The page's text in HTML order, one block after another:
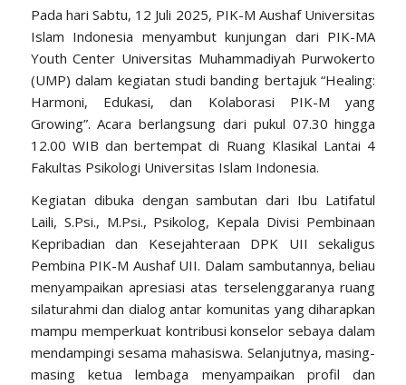
Pada hari Sabtu, 12 Juli 2025, PIK-M Aushaf Universitas
Islam Indonesia menyambut kunjungan dari PIK-MA
Youth Center Universitas Muhammadiyah Purwokerto
(UMP) dalam kegiatan studi banding bertajuk “Healing:
Harmoni, Edukasi, dan Kolaborasi PIK-M yang
Growing”. Acara berlangsung dari pukul 07.30 hingga
12.00 WIB dan bertempat di Ruang Klasikal Lantai 4
Fakultas Psikologi Universitas Islam Indonesia.
Kegiatan dibuka dengan sambutan dari Ibu Latifatul
Laili, S.Psi., M.Psi., Psikolog, Kepala Divisi Pembinaan
Kepribadian dan Kesejahteraan DPK UII sekaligus
Pembina PIK-M Aushaf UII. Dalam sambutannya, beliau
menyampaikan apresiasi atas terselenggaranya ruang
silaturahmi dan dialog antar komunitas yang diharapkan
mampu memperkuat kontribusi konselor sebaya dalam
mendampingi sesama mahasiswa. Selanjutnya, masing-
masing ketua lembaga menyampaikan profil dan